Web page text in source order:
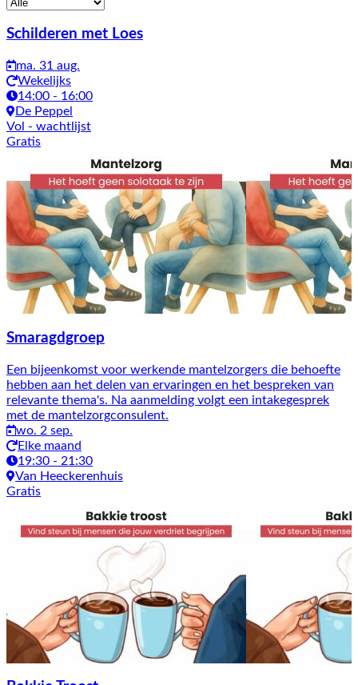
Activiteiten
Schilderen met Loes
ma. 31 aug.
Wekelijks
14:00 - 16:00
De Peppel
Vol - wachtlijst
Gratis
Smaragdgroep
Een bijeenkomst voor werkende mantelzorgers die behoefte
hebben aan het delen van ervaringen en het bespreken van
relevante thema's. Na aanmelding volgt een intakegesprek
met de mantelzorgconsulent.
wo. 2 sep.
Elke maand
19:30 - 21:30
Van Heeckerenhuis
Gratis